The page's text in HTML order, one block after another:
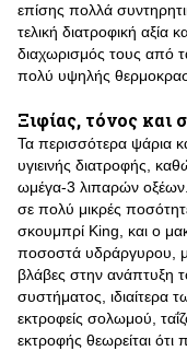
επίσης πολλά
τελική διατροφική αξία
διαχωρισμός τους από
πολύ υψηλής
Ξιφίας, τόνος
Τα περισσότερα ψάρια
υγιεινής διατροφής,
ωμέγα-3 λιπαρών
σε πολύ μικρές
σκουμπρί King, και ο
ποσοστά υδράργυρου,
βλάβες στην ανάπτυξη
συστήματος, ιδιαίτερα
εκτροφείς σολωμού,
εκτροφής θεωρείται ότι